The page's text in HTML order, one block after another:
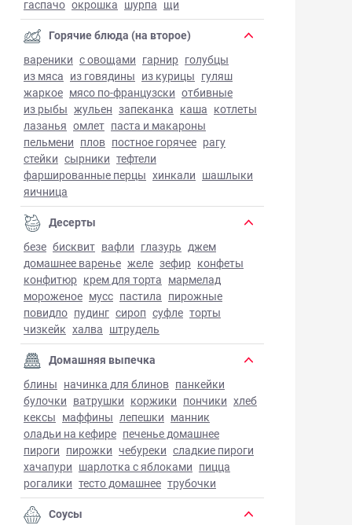
гаспачо окрошка шурпа щи
Горячие блюда (на второе)
вареники с овощами гарнир голубцы
из мяса из говядины из курицы гуляш
жаркое мясо по-французски отбивные
из рыбы жульен запеканка каша котлеты
лазанья омлет паста и макароны
пельмени плов постное горячее рагу
стейки сырники тефтели
фаршированные перцы хинкали шашлыки
яичница
Десерты
безе бисквит вафли глазурь джем
домашнее варенье желе зефир конфеты
конфитюр крем для торта мармелад
мороженое мусс пастила пирожные
повидло пудинг сироп суфле торты
чизкейк халва штрудель
Домашняя выпечка
блины начинка для блинов панкейки
булочки ватрушки коржики пончики хлеб
кексы маффины лепешки манник
оладьи на кефире печенье домашнее
пироги пирожки чебуреки сладкие пироги
хачапури шарлотка с яблоками пицца
рогалики тесто домашнее трубочки
Соусы